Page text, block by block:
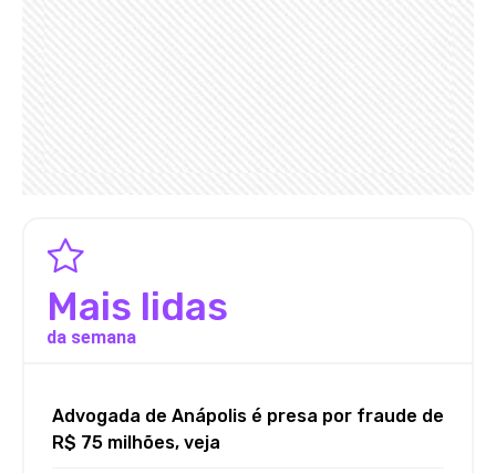
Mais lidas
da semana
Advogada de Anápolis é presa por fraude de
R$ 75 milhões, veja